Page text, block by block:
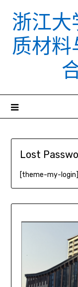
content
浙江大
质材
Lost
[theme-my-login]